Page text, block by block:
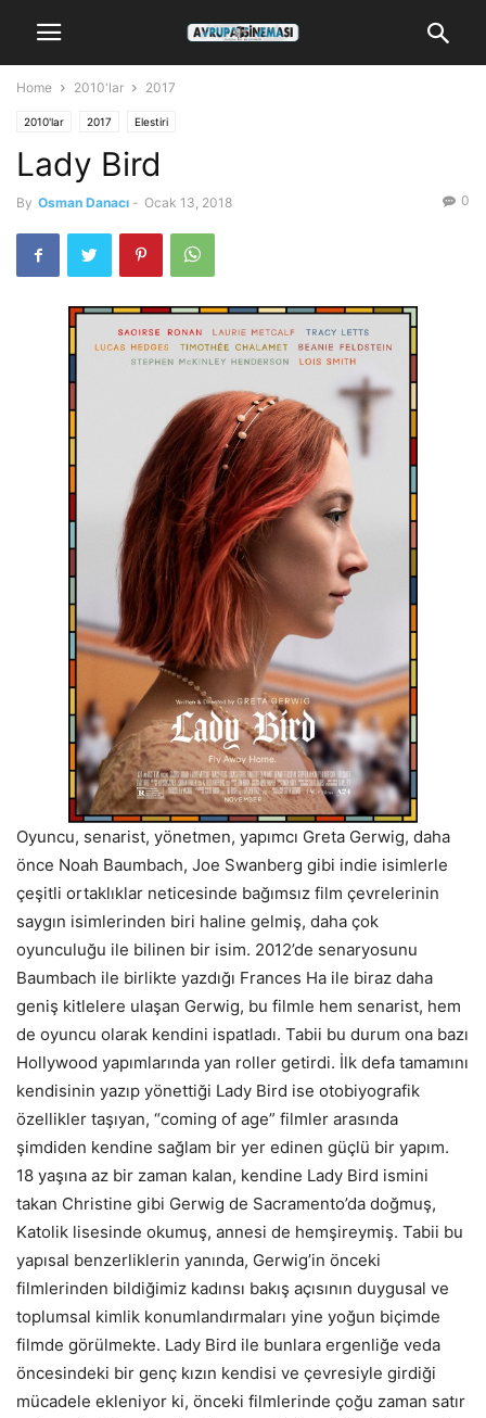
Home 2010'lar 2017
2010'lar 2017 Elestiri
Lady Bird
By Osman Danacı - Ocak 13, 2018 0
Oyuncu, senarist, yönetmen, yapımcı Greta Gerwig, daha
önce Noah Baumbach, Joe Swanberg gibi indie isimlerle
çeşitli ortaklıklar neticesinde bağımsız film çevrelerinin
saygın isimlerinden biri haline gelmiş, daha çok
oyunculuğu ile bilinen bir isim. 2012’de senaryosunu
Baumbach ile birlikte yazdığı Frances Ha ile biraz daha
geniş kitlelere ulaşan Gerwig, bu filmle hem senarist, hem
de oyuncu olarak kendini ispatladı. Tabii bu durum ona bazı
Hollywood yapımlarında yan roller getirdi. İlk defa tamamını
kendisinin yazıp yönettiği Lady Bird ise otobiyografik
özellikler taşıyan, “coming of age” filmler arasında
şimdiden kendine sağlam bir yer edinen güçlü bir yapım.
18 yaşına az bir zaman kalan, kendine Lady Bird ismini
takan Christine gibi Gerwig de Sacramento’da doğmuş,
Katolik lisesinde okumuş, annesi de hemşireymiş. Tabii bu
yapısal benzerliklerin yanında, Gerwig’in önceki
filmlerinden bildiğimiz kadınsı bakış açısının duygusal ve
toplumsal kimlik konumlandırmaları yine yoğun biçimde
filmde görülmekte. Lady Bird ile bunlara ergenliğe veda
öncesindeki bir genç kızın kendisi ve çevresiyle girdiği
mücadele ekleniyor ki, önceki filmlerinde çoğu zaman satır